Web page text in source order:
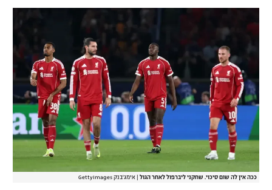
תגיות
המגזין
ככה אין לה שום סיכוי. שחקני ליברפול לאחר הגול אימג'בנק GettyImages